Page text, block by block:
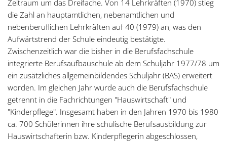
Zeitraum um das Dreifache. Von 14 Lehrkräften (1970) stieg
die Zahl an hauptamtlichen, nebenamtlichen und
nebenberuflichen Lehrkräften auf 40 (1979) an, was den
Aufwärtstrend der Schule eindeutig bestätigte.
Zwischenzeitlich war die bisher in die Berufsfachschule
integrierte Berufsaufbauschule ab dem Schuljahr 1977/78 um
ein zusätzliches allgemeinbildendes Schuljahr (BAS) erweitert
worden. Im gleichen Jahr wurde auch die Berufsfachschule
getrennt in die Fachrichtungen "Hauswirtschaft" und
"Kinderpflege". Insgesamt haben in den Jahren 1970 bis 1980
ca. 700 Schülerinnen ihre schulische Berufsausbildung zur
Hauswirtschafterin bzw. Kinderpflegerin abgeschlossen,